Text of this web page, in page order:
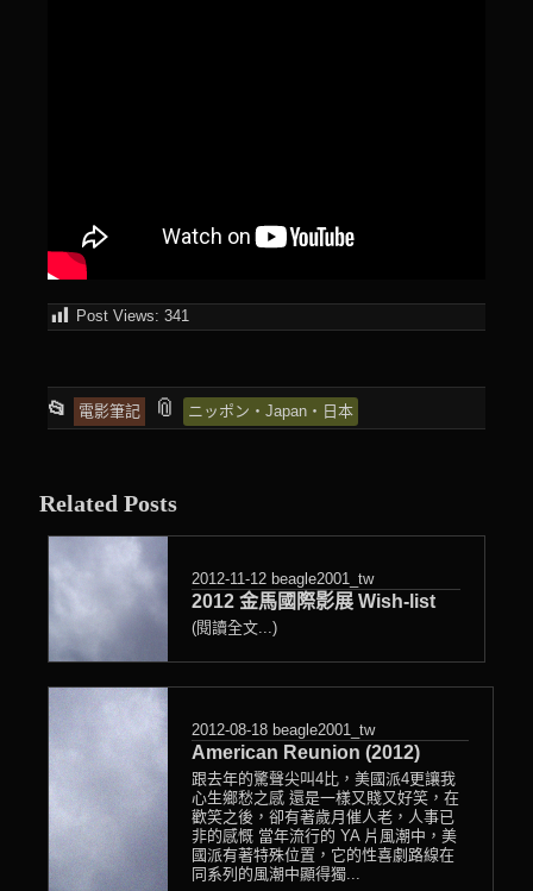
Post Views: 341
📂 This
entry
posted
in
電影筆記 📎 and
ニッポン‧Japan‧日本
Related Posts
2012-11-12 beagle2001_tw
2012 金馬國際影展 Wish-list
(閱讀全文...)
2012-08-18 beagle2001_tw
American Reunion (2012)
跟去年的驚聲尖叫4比，美國派4更讓我
心生鄉愁之感 還是一樣又賤又好笑，在
歡笑之後，卻有著歲月催人老，人事已
非的感慨 當年流行的 YA 片風潮中，美
國派有著特殊位置，它的性喜劇路線在
同系列的風潮中顯得獨...